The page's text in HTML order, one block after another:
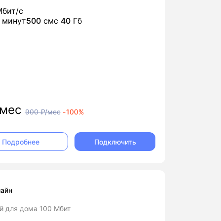
с
минут500 смс 40 Гб
900₽/мес -100%
Подробнее Подключить
для дома 100 Мбит